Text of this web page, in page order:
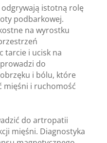
istotną rolę
podbarkowej.
na wyrostku
tarcie i ucisk na
do
i bólu, które
mięśni i ruchomość
do artropatii
mięśni. Diagnostyka